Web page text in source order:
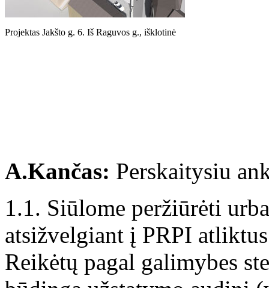
Projektas Jakšto g. 6. Iš Raguvos g., išklotinė
A.Kančas: Perskaitysiu
1.1. Siūlome peržiūrėti
atsižvelgiant į PRPI
Reikėtų pagal galimybes